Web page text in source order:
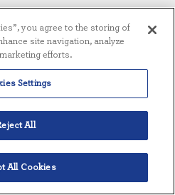
Español
you agree to the storing of
site navigation, analyze
efforts.
Settings
All
All Cookies